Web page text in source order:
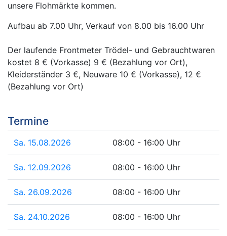
unsere Flohmärkte kommen.
Aufbau ab 7.00 Uhr, Verkauf von 8.00 bis 16.00 Uhr
Der laufende Frontmeter Trödel- und Gebrauchtwaren
kostet 8 € (Vorkasse) 9 € (Bezahlung vor Ort),
Kleiderständer 3 €, Neuware 10 € (Vorkasse), 12 €
(Bezahlung vor Ort)
Termine
Sa. 15.08.2026 08:00 - 16:00 Uhr
Sa. 12.09.2026 08:00 - 16:00 Uhr
Sa. 26.09.2026 08:00 - 16:00 Uhr
Sa. 24.10.2026 08:00 - 16:00 Uhr